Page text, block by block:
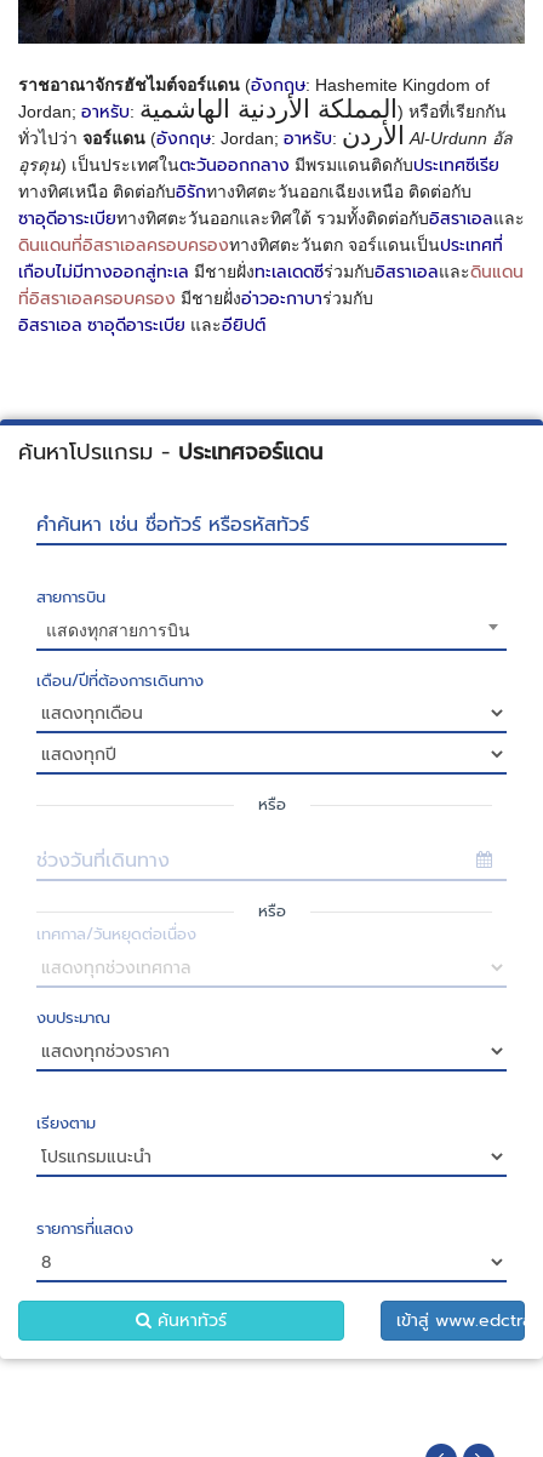
ราชอาณาจักรฮัชไมต์จอร์แดน (อังกฤษ: Hashemite Kingdom of
Jordan; อาหรับ: المملكة الأردنية الهاشمية ‎) หรือที่เรียกกัน
ทั่วไปว่า จอร์แดน (อังกฤษ: Jordan; อาหรับ: الأردن Al-Urdunn อัล
อุรดุน) เป็นประเทศในตะวันออกกลาง มีพรมแดนติดกับประเทศซีเรีย
ทางทิศเหนือ ติดต่อกับอิรักทางทิศตะวันออกเฉียงเหนือ ติดต่อกับ
ซาอุดีอาระเบียทางทิศตะวันออกและทิศใต้ รวมทั้งติดต่อกับอิสราเอลและ
ดินแดนที่อิสราเอลครอบครองทางทิศตะวันตก จอร์แดนเป็นประเทศที่
เกือบไม่มีทางออกสู่ทะเล มีชายฝั่งทะเลเดดซีร่วมกับอิสราเอลและดินแดน
ที่อิสราเอลครอบครอง มีชายฝั่งอ่าวอะกาบาร่วมกับ
อิสราเอล ซาอุดีอาระเบีย และอียิปต์
ค้นหาโปรแกรม - ประเทศจอร์แดน
คำค้นหา เช่น ชื่อทัวร์ หรือรหัสทัวร์
แสดงทุกสายการบิน
สายการบิน
เดือน/ปีที่ต้องการเดินทาง
หรือ
ช่วงวันที่เดินทาง
หรือ
เทศกาล/วันหยุดต่อเนื่อง
งบประมาณ
เรียงตาม
รายการที่แสดง
ค้นหาทัวร์ เข้าสู่